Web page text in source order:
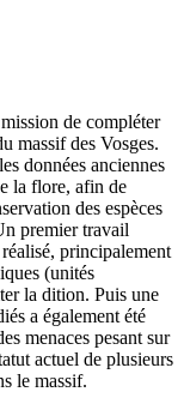
de compléter
massif des Vosges.
données anciennes
la flore, afin de
des espèces
premier travail
principalement
(unités
la dition. Puis une
a également été
menaces pesant sur
actuel de plusieurs
le massif.